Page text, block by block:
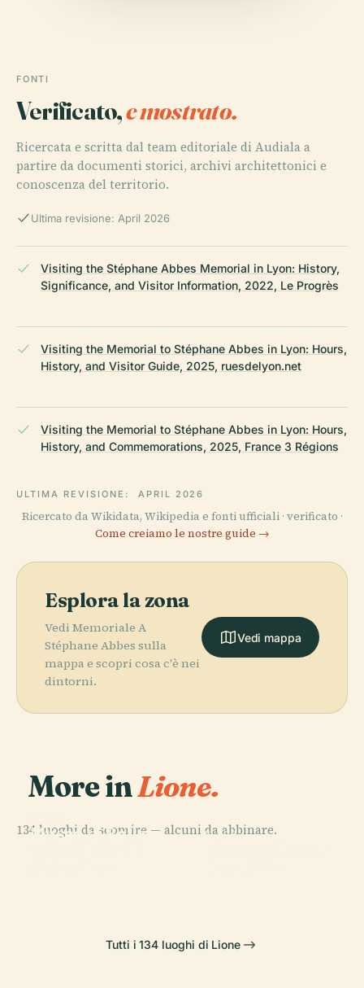
FONTI
Verificato,e mostrato.
Ricercata e scritta dal team editoriale di Audiala a
partire da documenti storici, archivi architettonici e
conoscenza del territorio.
Ultima revisione: April 2026
Visiting the Stéphane Abbes Memorial in Lyon: History,
Significance, and Visitor Information, 2022, Le Progrès
Visiting the Memorial to Stéphane Abbes in Lyon: Hours,
History, and Visitor Guide, 2025, ruesdelyon.net
Visiting the Memorial to Stéphane Abbes in Lyon: Hours,
History, and Commemorations, 2025, France 3 Régions
ULTIMA REVISIONE: APRIL 2026
Ricercato da Wikidata, Wikipedia e fonti ufficiali · verificato ·
Come creiamo le nostre guide →
Esplora la zona
Vedi Memoriale A
Stéphane Abbes sulla
mappa e scopri cosa c'è nei
dintorni.
Vedi mappa
More inLione.
134 luoghi da scoprire — alcuni da abbinare.
Museo di Belle
PLACE
PLACE PLACE
Tutti i 134 luoghi di Lione